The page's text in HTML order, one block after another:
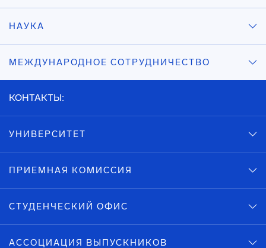
НАУКА
МЕЖДУНАРОДНОЕ СОТРУДНИЧЕСТВО
КОНТАКТЫ:
УНИВЕРСИТЕТ
ПРИЕМНАЯ КОМИССИЯ
СТУДЕНЧЕСКИЙ ОФИС
АССОЦИАЦИЯ ВЫПУСКНИКОВ